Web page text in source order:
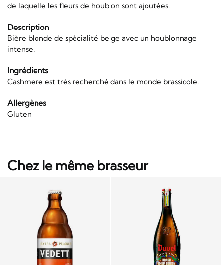
de laquelle les fleurs de houblon sont ajoutées.
Description
Bière blonde de spécialité belge avec un houblonnage
intense.
Ingrédients
Cashmere est très recherché dans le monde brassicole.
Allergènes
Gluten
Chez le même brasseur